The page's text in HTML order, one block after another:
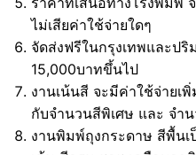
ไม่เสียค่าใช้จ่ายใดๆ
จัดส่งฟรีในกรุงเทพและป
15,000บาทขึ้นไป
งานเน้นสี จะมีค่าใช้จ่ายเ
กับจำนวนสีพิเศษ และ จำ
งานพิมพ์ถุงกระดาษ สีพื้นเ